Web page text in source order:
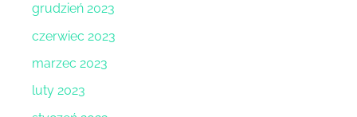
grudzień 2023
czerwiec 2023
marzec 2023
luty 2023